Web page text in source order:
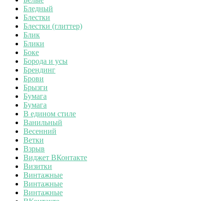
Бледный
Блестки
Блестки (глиттер)
Блик
Блики
Боке
Борода и усы
Брендинг
Брови
Брызги
Бумага
Бумага
В едином стиле
Ванильный
Весенний
Ветки
Взрыв
Виджет ВКонтакте
Визитки
Винтажные
Винтажные
Винтажные